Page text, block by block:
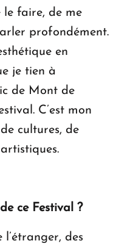
faire, de me
profondément.
en
je tien à
de Mont de
C’est mon
cultures, de
ce Festival ?
l’étranger, des